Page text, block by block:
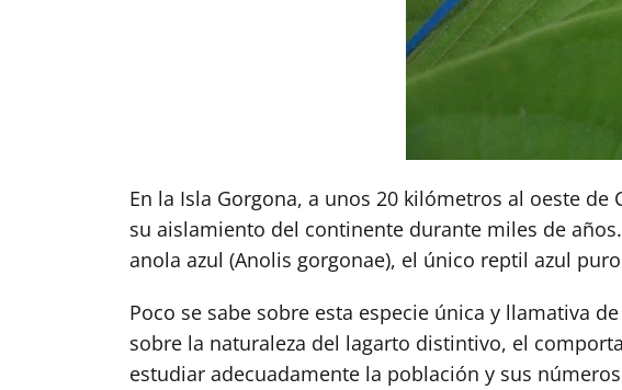
En la Isla Gorgona, a unos 20 kilómetros al oeste
su aislamiento del continente durante miles de
anola azul (Anolis gorgonae), el único reptil azul
Poco se sabe sobre esta especie única y llamativa
sobre la naturaleza del lagarto distintivo, el
estudiar adecuadamente la población y sus